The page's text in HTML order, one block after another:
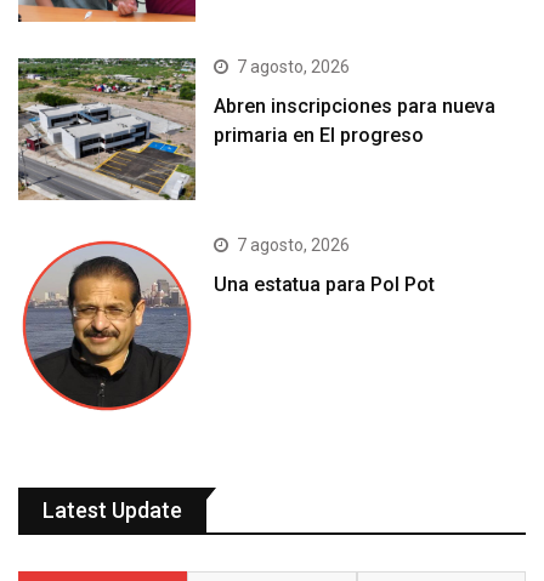
7 agosto, 2026
Abren inscripciones para nueva
primaria en El progreso
7 agosto, 2026
Una estatua para Pol Pot
Latest Update